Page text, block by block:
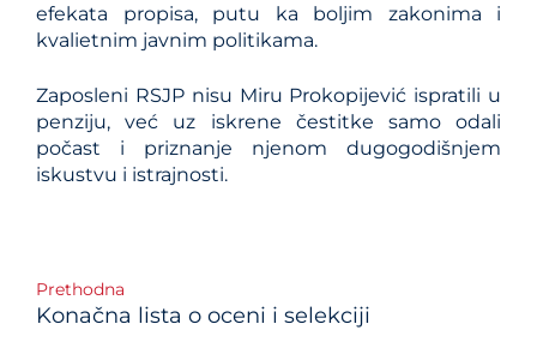
efekata propisa, putu ka boljim zakonima i
kvalietnim javnim politikama.
Zaposleni RSJP nisu Miru Prokopijević ispratili u
penziju, već uz iskrene čestitke samo odali
počast i priznanje njenom dugogodišnjem
iskustvu i istrajnosti.
Post
Prethodna
Konačna lista o oceni i selekciji